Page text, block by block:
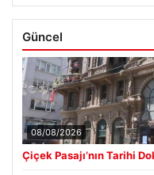
Güncel
08/08/2026
Çiçek Pasajı’nın Tarihi